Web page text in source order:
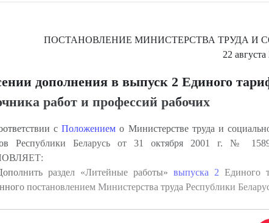
ПОСТАНОВЛЕНИЕ МИНИСТЕРСТВА ТРУДА И
22 августа
дополнения в выпуск 2 Единого
работ и профессий рабочих
сПоложением о Министерстве труда и
Республики Беларусь от 31 октября 2001 г. №
раздел «Литейные работы» выпуска 2 Единого
постановлением Министерства труда Республики